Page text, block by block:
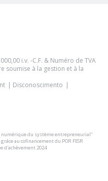
i.v. -C.F. & Numéro de TVA
soumise à la gestion et à la
Disconoscimento
du système entrepreneurial"
au cofinancement du POR FESR
d'achèvement 2024